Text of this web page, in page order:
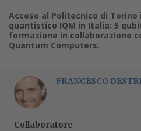
Acceso al Politecnico di
quantistico IQM in Italia: 5
formazione in collaborazione
Quantum Computers.
FRANCESCO DESTRI
Collaboratore